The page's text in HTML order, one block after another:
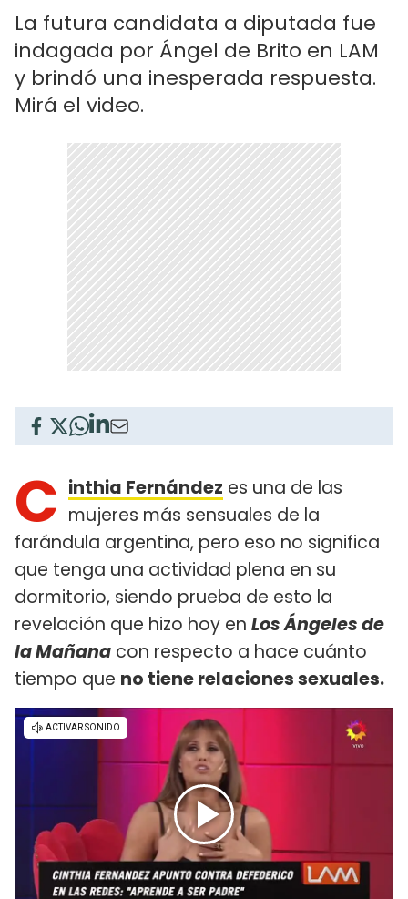
La futura candidata a diputada fue
indagada por Ángel de Brito en LAM
y brindó una inesperada respuesta.
Mirá el video.
C inthia Fernández es una de las
mujeres más sensuales de la
farándula argentina, pero eso no significa
que tenga una actividad plena en su
dormitorio, siendo prueba de esto la
revelación que hizo hoy en Los Ángeles de
la Mañana con respecto a hace cuánto
tiempo que no tiene relaciones sexuales.